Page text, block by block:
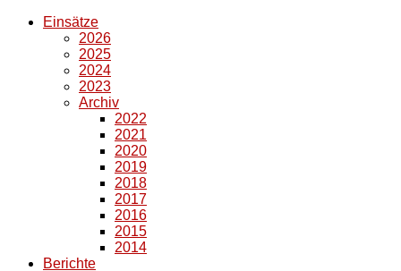
Einsätze
2026
2025
2024
2023
Archiv
2022
2021
2020
2019
2018
2017
2016
2015
2014
Berichte